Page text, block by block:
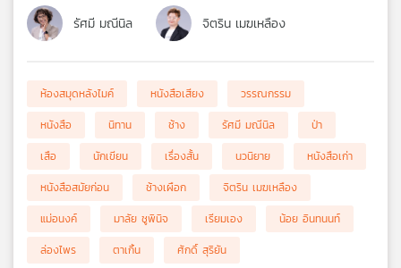
รัศมี มณีนิล จิตริน เมฆเหลือง
ห้องสมุดหลังไมค์ หนังสือเสียง
วรรณกรรม
หนังสือ
นิทาน ช้าง รัศมี มณีนิล
ป่า
เสือ
นักเขียน เรื่องสั้น นวนิยาย
หนังสือเก่า
หนังสือสมัยก่อน
ช้างเผือก
จิตริน เมฆเหลือง
แม่อนงค์
มาลัย ชูพินิจ เรียมเอง
น้อย อินทนนท์
ล่องไพร
ตาเกิ้น
ศักดิ์ สุริยัน